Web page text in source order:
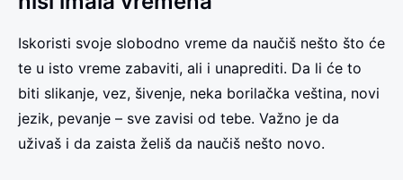
Iskoristi svoje slobodno vreme da naučiš nešto što će
te u isto vreme zabaviti, ali i unaprediti. Da li će to
biti slikanje, vez, šivenje, neka borilačka veština, novi
jezik, pevanje – sve zavisi od tebe. Važno je da
uživaš i da zaista želiš da naučiš nešto novo.